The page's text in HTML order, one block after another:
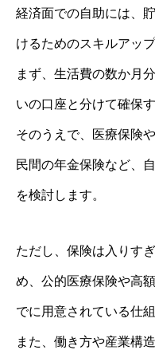
経済面での自助には、
けるためのスキルアッ
まず、生活費の数か月
いの口座と分けて確保
そのうえで、医療保険
民間の年金保険など、
を検討します。
ただし、保険は入りす
め、公的医療保険や高
でに用意されている仕
また、働き方や産業構